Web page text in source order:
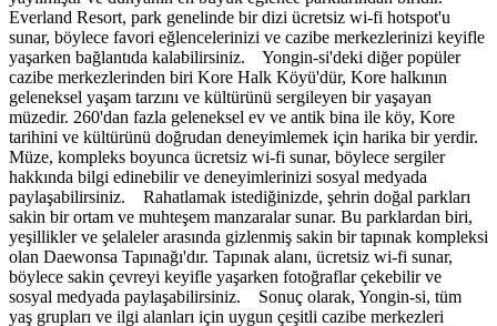
Everland Resort, park genelinde bir dizi ücretsiz wi-fi hotspot'u
sunar, böylece favori eğlencelerinizi ve cazibe merkezlerinizi keyifle
yaşarken bağlantıda kalabilirsiniz. Yongin-si'deki diğer popüler
cazibe merkezlerinden biri Kore Halk Köyü'dür, Kore halkının
geleneksel yaşam tarzını ve kültürünü sergileyen bir yaşayan
müzedir. 260'dan fazla geleneksel ev ve antik bina ile köy, Kore
tarihini ve kültürünü doğrudan deneyimlemek için harika bir yerdir.
Müze, kompleks boyunca ücretsiz wi-fi sunar, böylece sergiler
hakkında bilgi edinebilir ve deneyimlerinizi sosyal medyada
paylaşabilirsiniz. Rahatlamak istediğinizde, şehrin doğal parkları
sakin bir ortam ve muhteşem manzaralar sunar. Bu parklardan biri,
yeşillikler ve şelaleler arasında gizlenmiş sakin bir tapınak kompleksi
olan Daewonsa Tapınağı'dır. Tapınak alanı, ücretsiz wi-fi sunar,
böylece sakin çevreyi keyifle yaşarken fotoğraflar çekebilir ve
sosyal medyada paylaşabilirsiniz. Sonuç olarak, Yongin-si, tüm
yaş grupları ve ilgi alanları için uygun çeşitli cazibe merkezleri